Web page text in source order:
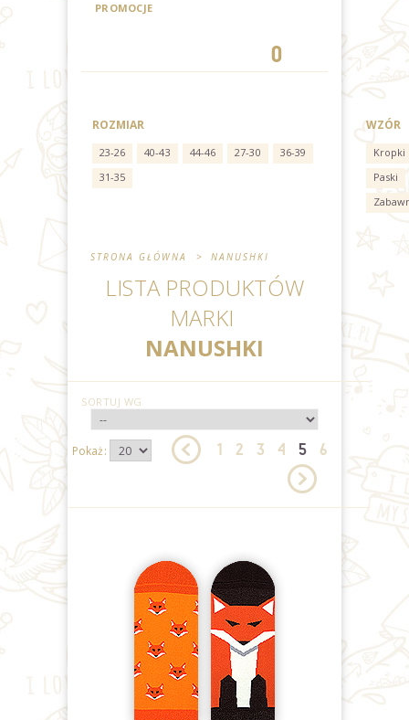
PROMOCJE
0
ROZMIAR
23-26 40-43 44-46 27-30
36-39
31-35
WZÓR
Kropki
Paski
STRONA GŁÓWNA > NANUSHKI
LISTA PRODUKTÓW
MARKI
NANUSHKI
SORTUJ WG
Pokaż: 1 2 3 4 5 6